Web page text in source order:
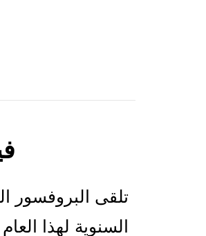
السنوية لهذا العام 2015، كـ”أفضل رجل علم مبدع ومتفانٍ في عمله كطبيب وباحث في عالم السرطان”.